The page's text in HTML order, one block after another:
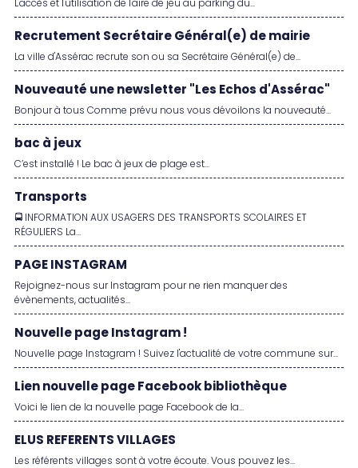
L'accès et l'utilisation de l'aire de jeu au parking du...
Recrutement Secrétaire Général(e) de mairie
La ville d'Assérac recrute son ou sa Secrétaire Général(e) de...
Nouveauté une newsletter "Les Echos d'Assérac"
Bonjour à tous Comme prévu nous vous dévoilons la nouveauté...
bac à jeux
C’est installé ! Le bac à jeux de plage est...
Transports
🚍 INFORMATION AUX USAGERS DES TRANSPORTS SCOLAIRES ET
RÉGULIERS La...
PAGE INSTAGRAM
Rejoignez-nous sur Instagram pour ne rien manquer des
évènements, actualités...
Nouvelle page Instagram !
Nouvelle page Instagram ! Suivez l'actualité de votre commune sur...
Lien nouvelle page Facebook bibliothèque
Voici le lien de la nouvelle page Facebook de la...
ELUS REFERENTS VILLAGES
Les référents villages sont à votre écoute. Vous pouvez les...